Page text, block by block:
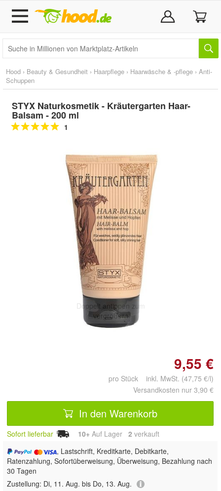
Hood › Beauty & Gesundheit › Haarpflege › Haarwäsche & -pflege › Anti-
Schuppen
STYX Naturkosmetik - Kräutergarten Haar-
Balsam - 200 ml
1
Doppelt antippen zum
vergrößern
9,55 €
pro Stück inkl. MwSt. (47,75 €/l)
Versandkosten nur 3,90 €
In den Warenkorb
Sofort lieferbar 10+ Auf Lager 2 verkauft
, Lastschrift, Kreditkarte, Debitkarte,
Ratenzahlung, Sofortüberweisung, Überweisung, Bezahlung nach
30 Tagen
Zustellung: Di, 11. Aug. bis Do, 13. Aug.